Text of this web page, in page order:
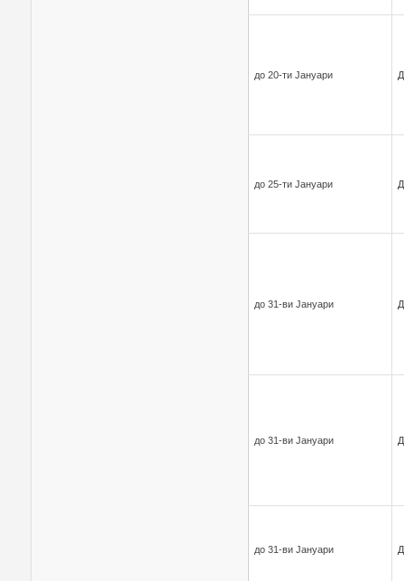
до 20-ти Јануари
до 25-ти Јануари
до 31-ви Јануари
до 31-ви Јануари
до 31-ви Јануари